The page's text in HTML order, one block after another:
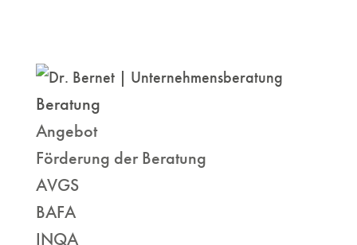
Beratung
Angebot
Förderung der Beratung
AVGS
BAFA
INQA